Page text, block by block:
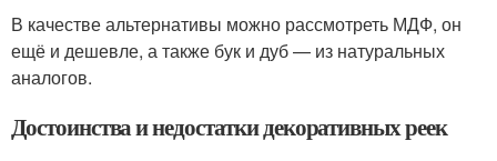
В качестве альтернативы можно рассмотреть МДФ, он
ещё и дешевле, а также бук и дуб — из натуральных
аналогов.
Достоинства и недостатки декоративных реек